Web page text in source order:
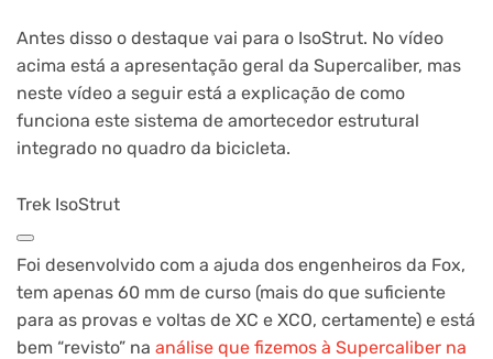
Antes disso o destaque vai para o IsoStrut. No vídeo
acima está a apresentação geral da Supercaliber, mas
neste vídeo a seguir está a explicação de como
funciona este sistema de amortecedor estrutural
integrado no quadro da bicicleta.
Trek IsoStrut
Foi desenvolvido com a ajuda dos engenheiros da Fox,
tem apenas 60 mm de curso (mais do que suficiente
para as provas e voltas de XC e XCO, certamente) e está
bem “revisto” na análise que fizemos à Supercaliber na